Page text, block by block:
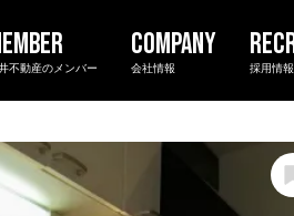
不動産のメンバー 会社情報 採用情報